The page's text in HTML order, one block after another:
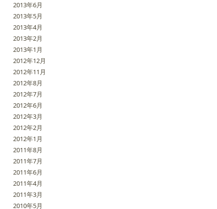
2013年6月
2013年5月
2013年4月
2013年2月
2013年1月
2012年12月
2012年11月
2012年8月
2012年7月
2012年6月
2012年3月
2012年2月
2012年1月
2011年8月
2011年7月
2011年6月
2011年4月
2011年3月
2010年5月